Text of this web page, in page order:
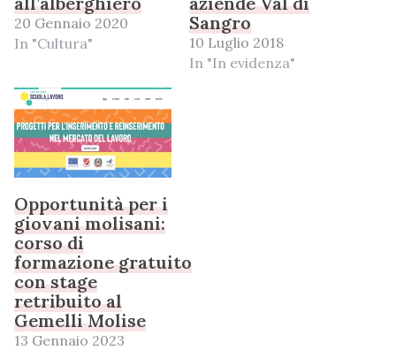
20 Gennaio 2020
In "Cultura"
Sangro
10 Luglio 2018
In "In evidenza"
Opportunità per i
giovani molisani:
corso di
formazione gratuito
con stage
retribuito al
Gemelli Molise
13 Gennaio 2023